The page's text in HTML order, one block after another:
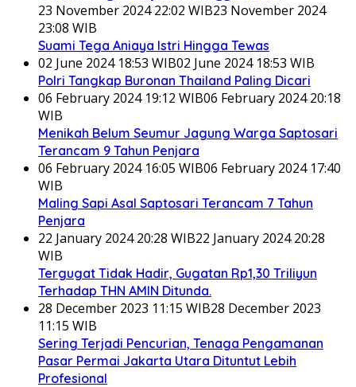
23 November 2024 22:02 WIB23 November 2024
23:08 WIB
Suami Tega Aniaya Istri Hingga Tewas
02 June 2024 18:53 WIB02 June 2024 18:53 WIB
Polri Tangkap Buronan Thailand Paling Dicari
06 February 2024 19:12 WIB06 February 2024 20:18
WIB
Menikah Belum Seumur Jagung Warga Saptosari
Terancam 9 Tahun Penjara
06 February 2024 16:05 WIB06 February 2024 17:40
WIB
Maling Sapi Asal Saptosari Terancam 7 Tahun
Penjara
22 January 2024 20:28 WIB22 January 2024 20:28
WIB
Tergugat Tidak Hadir, Gugatan Rp1,30 Triliyun
Terhadap THN AMIN Ditunda.
28 December 2023 11:15 WIB28 December 2023
11:15 WIB
Sering Terjadi Pencurian, Tenaga Pengamanan
Pasar Permai Jakarta Utara Dituntut Lebih
Profesional